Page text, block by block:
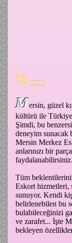
----
Mersin, güzel
kültürü ile
Şimdi, bu
deneyim sunacak
Mersin Merkez
anlarınızı bir
faydalanabilirsiniz.
Tüm
Eskort hizmetleri,
sunuyor. Kendi
belirlenebilen bu
bulabileceğinizi
ve zarafet... İşte
bekleyen